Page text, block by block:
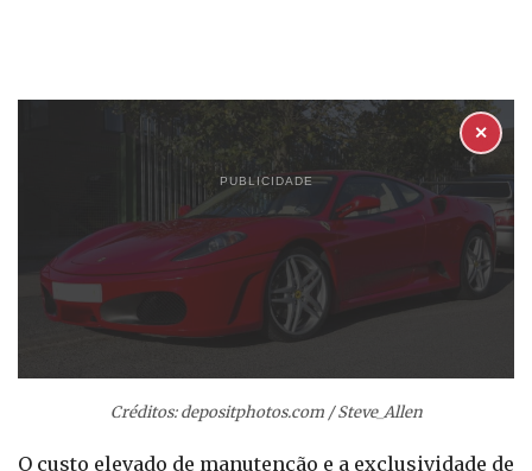
PUBLICIDADE
✕
Créditos: depositphotos.com / Steve_Allen
O custo elevado de manutenção e a exclusividade de